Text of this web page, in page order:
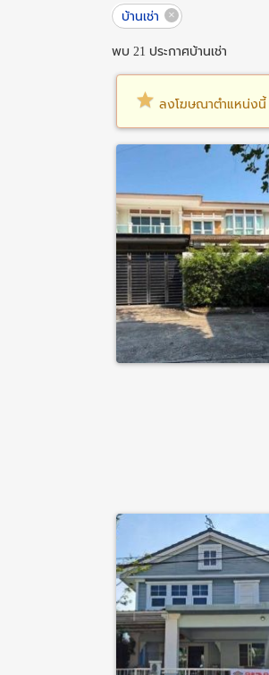
บ้านเช่า
พบ 21 ประกาศบ้านเช่า
ลงโฆษณาตำแหน่งนี้